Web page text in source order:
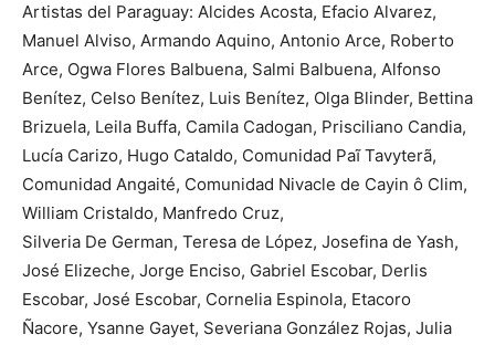
Artistas del Paraguay: Alcides Acosta, Efacio Alvarez,
Manuel Alviso, Armando Aquino, Antonio Arce, Roberto
Arce, Ogwa Flores Balbuena, Salmi Balbuena, Alfonso
Benítez, Celso Benítez, Luis Benítez, Olga Blinder, Bettina
Brizuela, Leila Buffa, Camila Cadogan, Prisciliano Candia,
Lucía Carizo, Hugo Cataldo, Comunidad Paĩ Tavyterã,
Comunidad Angaité, Comunidad Nivacle de Cayin ô Clim,
William Cristaldo, Manfredo Cruz,
Silveria De German, Teresa de López, Josefina de Yash,
José Elizeche, Jorge Enciso, Gabriel Escobar, Derlis
Escobar, José Escobar, Cornelia Espinola, Etacoro
Ñacore, Ysanne Gayet, Severiana González Rojas, Julia